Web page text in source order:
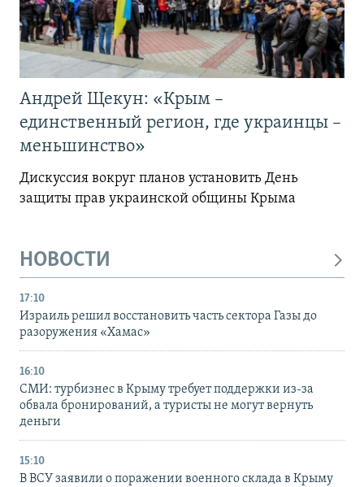
Андрей Щекун: «Крым –
единственный регион, где украинцы –
меньшинство»
Дискуссия вокруг планов установить День
защиты прав украинской общины Крыма
НОВОСТИ
17:10
Израиль решил восстановить часть сектора Газы до
разоружения «Хамас»
16:10
СМИ: турбизнес в Крыму требует поддержки из-за
обвала бронирований, а туристы не могут вернуть
деньги
15:10
В ВСУ заявили о поражении военного склада в Крыму